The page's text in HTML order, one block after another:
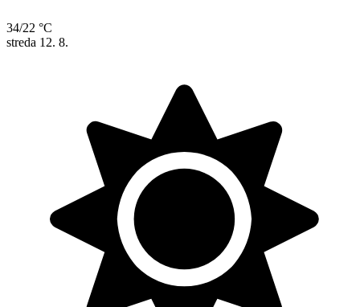
34/22 °C
streda 12. 8.